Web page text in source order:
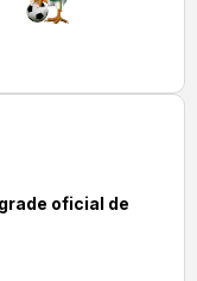
oficial de